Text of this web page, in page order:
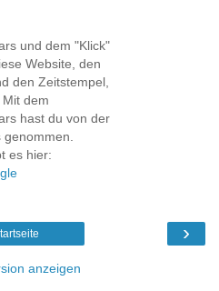
und dem "Klick"
Website, den
den Zeitstempel,
dem
hast du von der
genommen.
es hier:
›
anzeigen